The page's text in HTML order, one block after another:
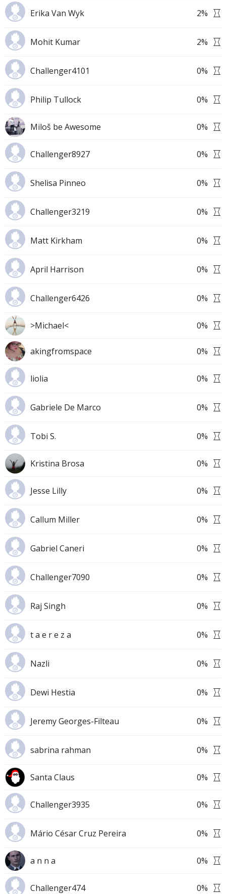
Erika Van Wyk 2%
Mohit Kumar 2%
Challenger4101 0%
Philip Tullock 0%
Miloš be Awesome 0%
Challenger8927 0%
Shelisa Pinneo 0%
Challenger3219 0%
Matt Kirkham 0%
April Harrison 0%
Challenger6426 0%
>Michael< 0%
akingfromspace 0%
liolia 0%
Gabriele De Marco 0%
Tobi S. 0%
Kristina Brosa 0%
Jesse Lilly 0%
Callum Miller 0%
Gabriel Caneri 0%
Challenger7090 0%
Raj Singh 0%
t a e r e z a 0%
Nazli 0%
Dewi Hestia 0%
Jeremy Georges-Filteau 0%
sabrina rahman 0%
Santa Claus 0%
Challenger3935 0%
Mário César Cruz Pereira 0%
a n n a 0%
Challenger474 0%